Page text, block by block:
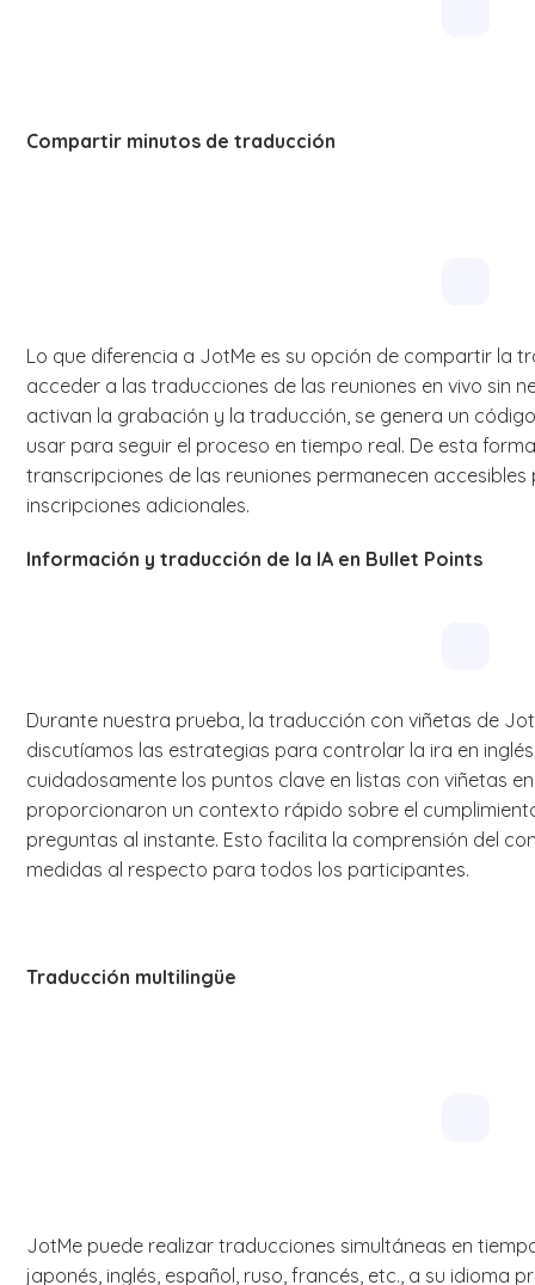
Compartir minutos de traducción
Lo que diferencia a JotMe es su opción de compartir la
acceder a las traducciones de las reuniones en vivo sin
activan la grabación y la traducción, se genera un
usar para seguir el proceso en tiempo real. De esta
transcripciones de las reuniones permanecen
inscripciones adicionales.
Información y traducción de la IA en Bullet Points
Durante nuestra prueba, la traducción con viñetas de
discutíamos las estrategias para controlar la ira en
cuidadosamente los puntos clave en listas con viñetas
proporcionaron un contexto rápido sobre el
preguntas al instante. Esto facilita la comprensión del
medidas al respecto para todos los participantes.
Traducción multilingüe
JotMe puede realizar traducciones simultáneas en
japonés, inglés, español, ruso, francés, etc., a su idioma